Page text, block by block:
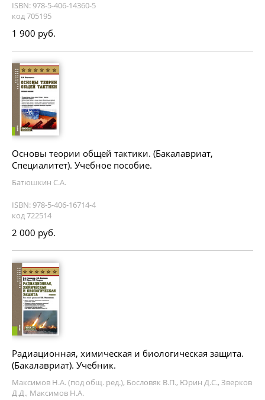
ISBN: 978-5-406-14360-5
код 705195
1 900 руб.
Основы теории общей тактики. (Бакалавриат,
Специалитет). Учебное пособие.
Батюшкин С.А.
ISBN: 978-5-406-16714-4
код 722514
2 000 руб.
Радиационная, химическая и биологическая защита.
(Бакалавриат). Учебник.
Максимов Н.А. (под общ. ред.), Бословяк В.П., Юрин Д.С., Зверков
Д.Д., Максимов Н.А.